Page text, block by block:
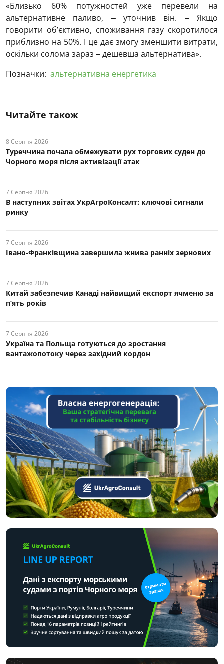
«Близько 60% потужностей уже перевели на
альтернативне паливо, ‒ уточнив він. ‒ Якщо
говорити об’єктивно, споживання газу скоротилося
приблизно на 50%. І це дає змогу зменшити витрати,
оскільки солома зараз ‒ дешевша альтернатива».
Позначки: альтернативна енергетика
Читайте також
8 Серпня 2026
Туреччина почала обмежувати рух торгових суден до
Чорного моря після активізації атак
7 Серпня 2026
В наступних звітах УкрАгроКонсалт: ключові cигнали
ринку
7 Серпня 2026
Івано-Франківщина завершила жнива ранніх зернових
7 Серпня 2026
Китай забезпечив Канаді найвищий експорт ячменю за
п’ять років
7 Серпня 2026
Україна та Польща готуються до зростання
вантажопотоку через західний кордон